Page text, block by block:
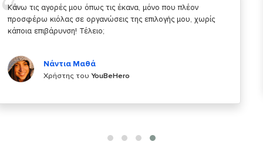
Σας ευχαριστώ που μας δίνετε την δυνατότητα να κάνουμε
κάτι!
Χρήστης του